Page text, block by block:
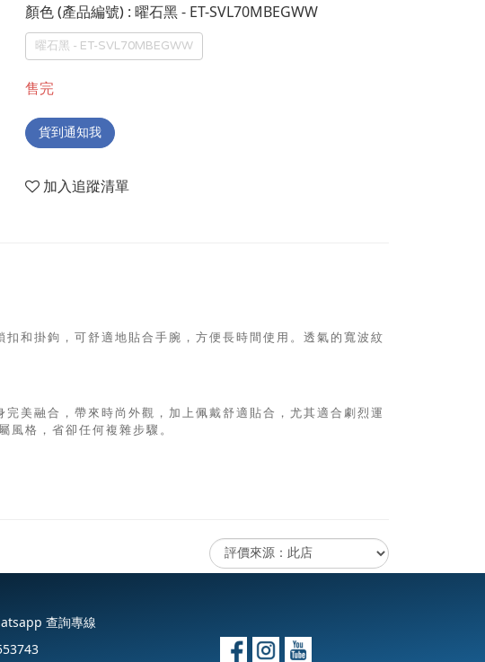
顏色 (產品編號) : 曜石黑 - ET-SVL70MBEGWW
曜石黑 - ET-SVL70MBEGWW
售完
貨到通知我
加入追蹤清單
掛鉤，可舒適地貼合手腕，方便長時間使用。透氣的寬波紋
融合，帶來時尚外觀，加上佩戴舒適貼合，尤其適合劇烈運
風格，省卻任何複雜步驟。
查詢專線